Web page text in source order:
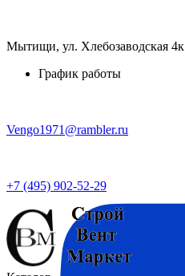
Мытищи, ул. Хлебозаводская 4к
График работы
Vengo1971@rambler.ru
+7 (495) 902-52-29